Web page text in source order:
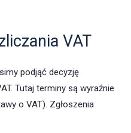
VAT
podjąć decyzję
Tutaj terminy są wyraźnie
o VAT). Zgłoszenia